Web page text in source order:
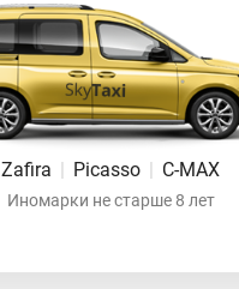
Zafira | Picasso | C-MAX
Иномарки не старше 8 лет